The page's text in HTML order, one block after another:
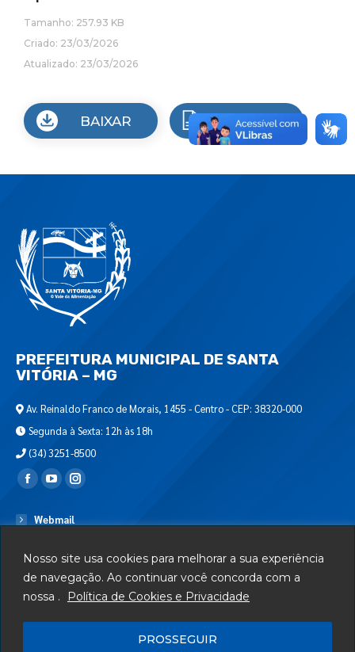
Nosso site usa cookies para melhorar a sua experiência
de navegação. Ao continuar você concorda com a
nossa .
Política de Cookies e Privacidade
PROSSEGUIR
Tamanho: 257.93 KB
Criado: 23/03/2026
Atualizado: 23/03/2026
BAIXAR VISUALIZAR
PREFEITURA MUNICIPAL DE SANTA
VITÓRIA – MG
Av. Reinaldo Franco de Morais, 1455 - Centro - CEP: 38320-000
Segunda à Sexta: 12h às 18h
(34) 3251-8500
Encontre-nos em:
Webmail
Serviços
Telefones Úteis